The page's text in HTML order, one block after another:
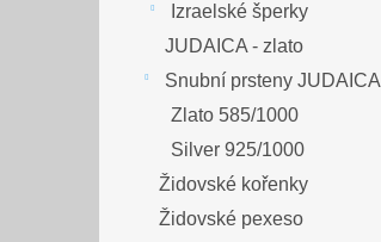
Izraelské šperky
JUDAICA - zlato
Snubní prsteny JUDAICA
Zlato 585/1000
Silver 925/1000
Židovské kořenky
Židovské pexeso